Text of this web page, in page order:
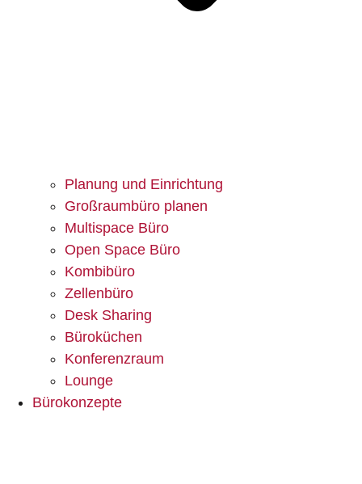
Planung und Einrichtung
Großraumbüro planen
Multispace Büro
Open Space Büro
Kombibüro
Zellenbüro
Desk Sharing
Büroküchen
Konferenzraum
Lounge
Bürokonzepte